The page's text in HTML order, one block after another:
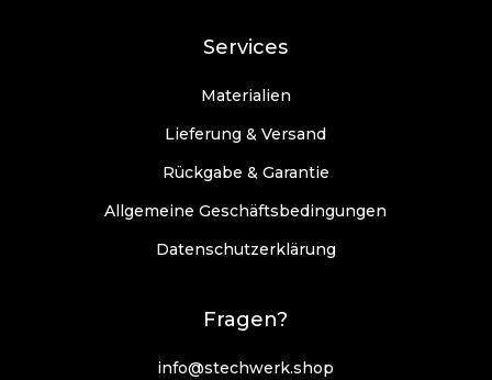
Services
Materialien
Lieferung & Versand
Rückgabe & Garantie
Allgemeine Geschäftsbedingungen
Datenschutzerklärung
Fragen?
info@stechwerk.shop